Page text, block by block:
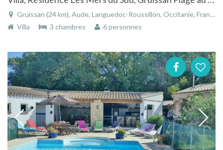
Gruissan (24 km), Aude, Languedoc-Roussillon, Occitanie, France
Villa
3 chambres 6 personnes